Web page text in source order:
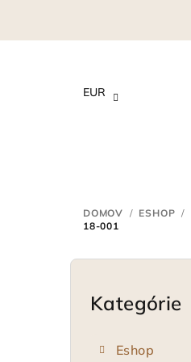
EUR
DOMOV / ESHOP /
18-001
B
Preskočiť
kategórie
Kategórie
Eshop